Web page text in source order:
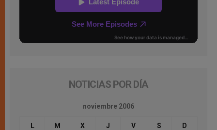
NOTICIAS POR DÍA
noviembre 2006
L M X J V S D